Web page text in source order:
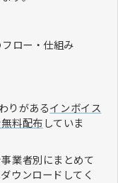
ロー・仕組み
りがあるインボイス
料配布していま
業者別にまとめて
ウンロードしてく